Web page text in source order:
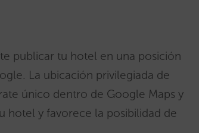
publicar tu hotel en una posición
La ubicación privilegiada de
único dentro de Google Maps y
hotel y favorece la posibilidad de